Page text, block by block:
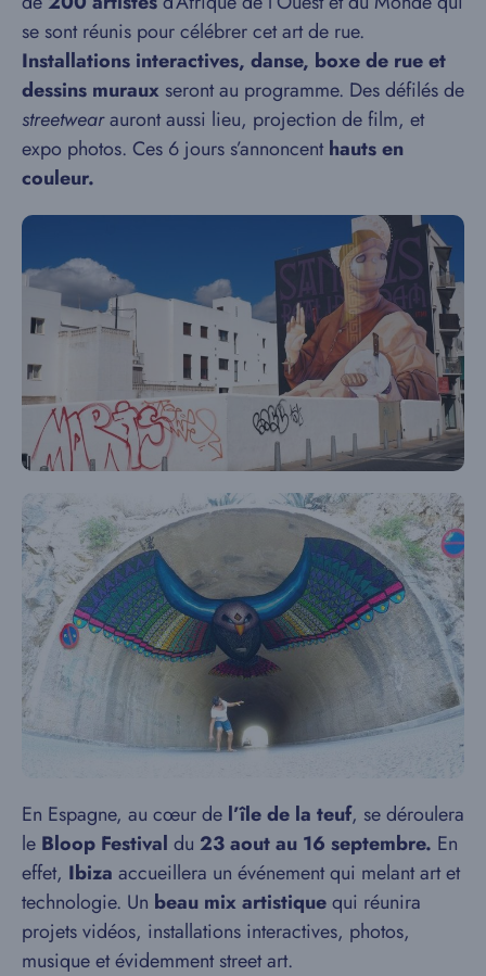
se sont réunis pour célébrer cet art de rue.
Installations interactives, danse, boxe de rue et
dessins muraux seront au programme. Des défilés de
streetwearauront aussi lieu, projection de film, et
expo photos. Ces 6 jours s’annoncenthauts en
couleur.
En Espagne, au cœur de l’île de la teuf, se déroulera
le Bloop Festival du 23 aout au 16 septembre. En
effet, Ibiza accueillera un événement qui melant art et
technologie. Un beau mix artistiquequi réunira
projets vidéos, installations interactives, photos,
musique et évidemment street art.